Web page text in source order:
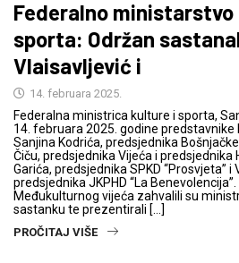
Federalno
sporta: Održan
Vlaisavljević i
14. februara 2025.
Federalna ministrica kulture i sporta,
14. februara 2025. godine predstavnike
Sanjina Kodrića, predsjednika
Čiču, predsjednika Vijeća i predsjednika
Garića, predsjednika SPKD “Prosvjeta” i
predsjednika JKPHD “La
Međukulturnog vijeća zahvalili su
sastanku te prezentirali […]
PROČITAJ VIŠE